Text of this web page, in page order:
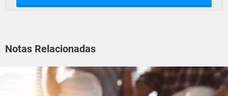
Notas Relacionadas